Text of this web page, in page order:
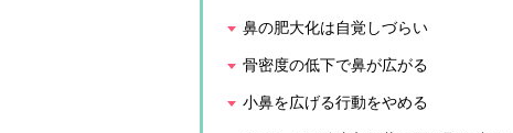
鼻の肥大化は自覚しづらい
骨密度の低下で鼻が広がる
小鼻を広げる行動をやめる